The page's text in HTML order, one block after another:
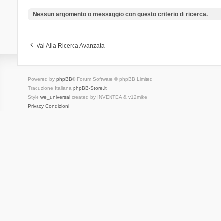
Nessun argomento o messaggio con questo criterio di ricerca.
Vai Alla Ricerca Avanzata
Powered by phpBB® Forum Software © phpBB Limited
Traduzione Italiana phpBB-Store.it
Style we_universalcreated by INVENTEA & v12mike
Privacy Condizioni